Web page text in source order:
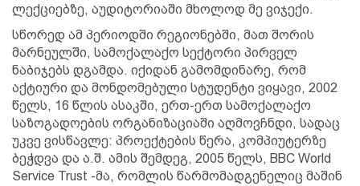
ლექციებზე, აუდიტორიაში მხოლოდ მე ვიჯექი.
სწორედ ამ პერიოდში რეგიონებში, მათ შორის
მარნეულში, სამოქალაქო სექტორი პირველ
ნაბიჯებს დგამდა. იქიდან გამომდინარე, რომ
აქტიური და მონდომებული სტუდენტი ვიყავი, 2002
წელს, 16 წლის ასაკში, ერთ-ერთ სამოქალაქო
საზოგადოების ორგანიზაციაში აღმოვჩნდი, სადაც
უკვე ვისწავლე: პროექტების წერა, კომპიუტერზე
ბეჭდვა და ა.შ. ამის შემდეგ, 2005 წელს, BBC World
Service Trust -მა, რომლის წარმომადგენელიც მაშინ